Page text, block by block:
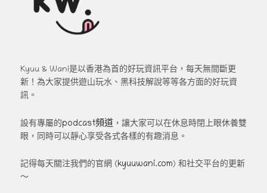
Kyuu & Wani是以香港為首的好玩資訊平台，每天無間斷更
新！為大家提供遊山玩水、黑科技解說等等各方面的好玩資
訊。
設有專屬的podcast頻道 ，讓大家可以在休息時閉上眼休養雙
眼，同時可以靜心享受各式各樣的有趣消息。
記得每天關注我們的官網 (kyuuwani.com) 和社交平台的更新
～